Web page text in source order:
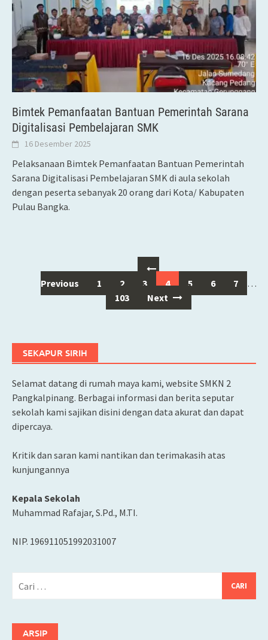
Bimtek Pemanfaatan Bantuan Pemerintah Sarana
Digitalisasi Pembelajaran SMK
16 Desember 2025
Pelaksanaan Bimtek Pemanfaatan Bantuan Pemerintah
Sarana Digitalisasi Pembelajaran SMK di aula sekolah
dengan peserta sebanyak 20 orang dari Kota/ Kabupaten
Pulau Bangka.
navigation
Previous 1 2 3 4 5 6 7
…
103
Next
SEKAPUR SIRIH
Selamat datang di rumah maya kami, website SMKN 2
Pangkalpinang. Berbagai informasi dan berita seputar
sekolah kami sajikan disini dengan data akurat dan dapat
dipercaya.
Kritik dan saran kami nantikan dan terimakasih atas
kunjungannya
Kepala Sekolah
Muhammad Rafajar, S.Pd., M.TI.
NIP. 196911051992031007
ARSIP